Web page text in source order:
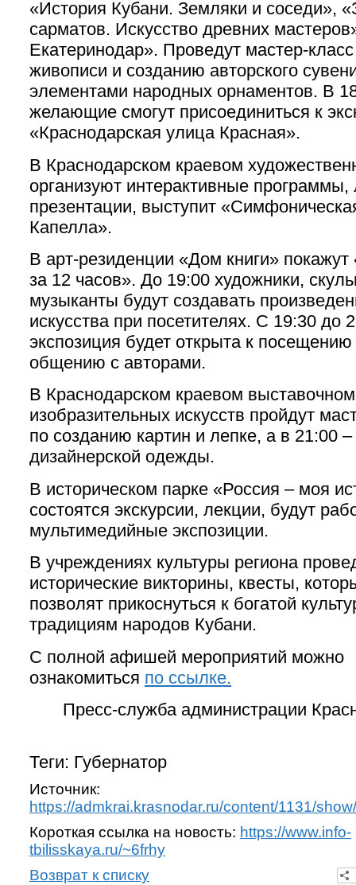
«История Кубани. Земляки и соседи»,
сарматов. Искусство древних
Екатеринодар». Проведут мастер-
живописи и созданию авторского
элементами народных орнаментов. В
желающие смогут присоединиться к
«Краснодарская улица Красная».
В Краснодарском краевом
организуют интерактивные программы,
презентации, выступит
Капелла».
В арт-резиденции «Дом книги» покажут
за 12 часов». До 19:00 художники,
музыканты будут создавать
искусства при посетителях. С 19:30 до
экспозиция будет открыта к посещению
общению с авторами.
В Краснодарском краевом
изобразительных искусств пройдут
по созданию картин и лепке, а в 21:00 –
дизайнерской одежды.
В историческом парке «Россия – моя
состоятся экскурсии, лекции, будут
мультимедийные экспозиции.
В учреждениях культуры региона
исторические викторины, квесты,
позволят прикоснуться к богатой
традициям народов Кубани.
С полной афишей мероприятий можно
ознакомиться по ссылке.
Пресс-служба администрации
Теги: Губернатор
Источник:
https://admkrai.krasnodar.ru/content/1131/
Короткая ссылка на новость: https://www.info-
tbilisskaya.ru/~6frhy
Возврат к списку